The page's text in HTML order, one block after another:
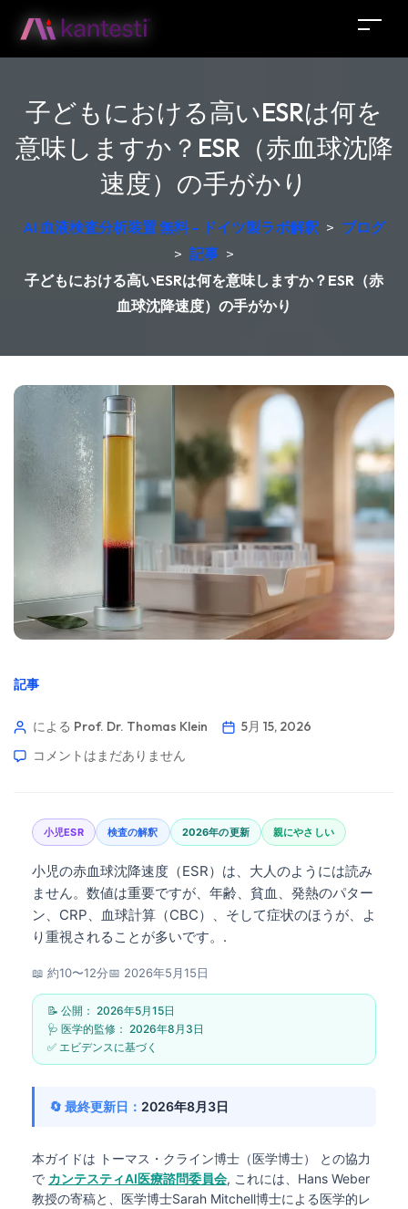
子どもにおける高いESRは何を
意味しますか？ESR（赤血球沈降
速度）の手がかり
AI 血液検査分析装置 無料 – ドイツ製ラボ解釈 > ブログ
> 記事 >
子どもにおける高いESRは何を意味しますか？ESR（赤
血球沈降速度）の手がかり
記事
による Prof. Dr. Thomas Klein
5月 15, 2026
コメントはまだありません
小児ESR 検査の解釈 2026年の更新 親にやさしい
小児の赤血球沈降速度（ESR）は、大人のようには読み
ません。数値は重要ですが、年齢、貧血、発熱のパター
ン、CRP、血球計算（CBC）、そして症状のほうが、よ
り重視されることが多いです。.
📖 約10〜12分📅 2026年5月15日
📝 公開： 2026年5月15日
🩺 医学的監修： 2026年8月3日
✅ エビデンスに基づく
🔄 最終更新日： 2026年8月3日
本ガイドは トーマス・クライン博士（医学博士）
との協力
で カンテスティAI医療諮問委員会, これには、Hans Weber
教授の寄稿と、医学博士Sarah Mitchell博士による医学的レ